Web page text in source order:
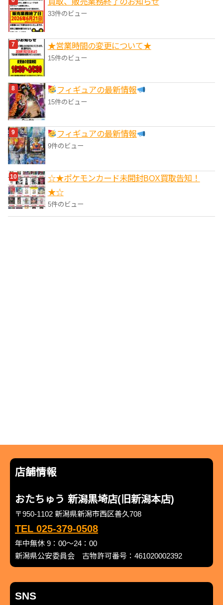
33件のビュー
★営業時間の変更について★
15件のビュー
フィギュアの最新情報
15件のビュー
フィギュアの最新情報
9件のビュー
☆★ポケモンカード未開封BOX買取告知！
★☆
5件のビュー
店舗情報
おたちゅう 新潟黒埼店(旧新潟本店)
〒950-1102 新潟県新潟市西区善久708
TEL 025-379-0508
年中無休 9：00～24：00
新潟県公安委員会 古物許可番号：461020002392
SNS